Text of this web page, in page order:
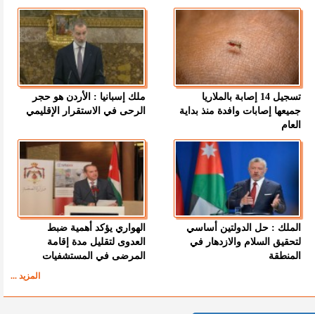
تسجيل 14 إصابة بالملاريا
جميعها إصابات وافدة منذ بداية
العام
ملك إسبانيا : الأردن هو حجر
الرحى في الاستقرار الإقليمي
الملك : حل الدولتين أساسي
لتحقيق السلام والازدهار في
المنطقة
الهواري يؤكد أهمية ضبط
العدوى لتقليل مدة إقامة
المرضى في المستشفيات
المزيد ...